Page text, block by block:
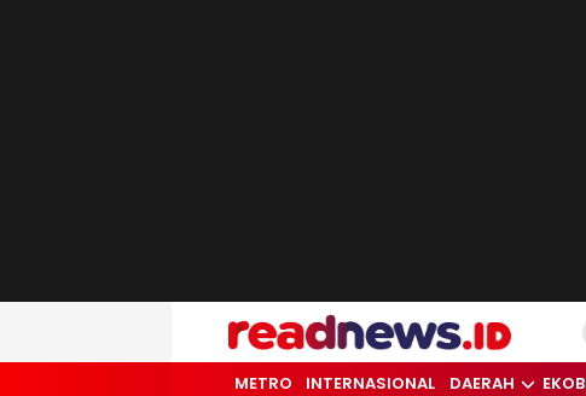
readnews.id
Berita Terkini, Update Terbaru Hari ini dari
METRO INTERNASIONAL DAERAH